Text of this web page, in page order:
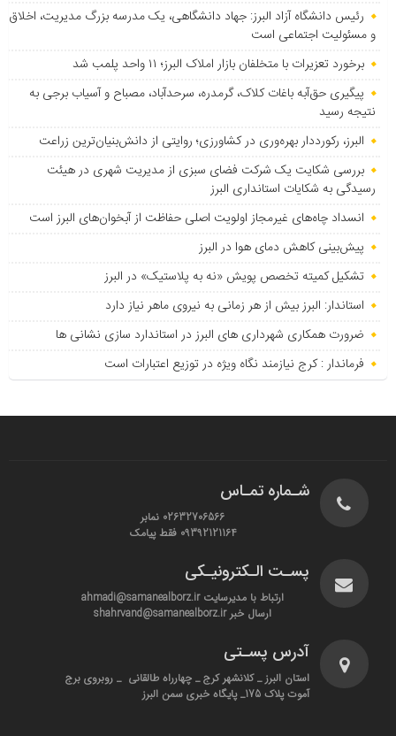
رئیس دانشگاه آزاد البرز: جهاد دانشگاهی، یک مدرسه بزرگ مدیریت، اخلاق
و مسئولیت اجتماعی است
برخورد تعزیرات با متخلفان بازار املاک البرز؛ ۱۱ واحد پلمب شد
پیگیری حق‌آبه باغات کلاک، گرمدره، سرحدآباد، مصباح و آسیاب برجی به
نتیجه رسید
البرز، رکورددار بهره‌وری در کشاورزی؛ روایتی از دانش‌بنیان‌ترین زراعت
بررسی شکایت یک شرکت فضای سبزی از مدیریت شهری در هیئت
رسیدگی به شکایات استانداری البرز
انسداد چاه‌های غیرمجاز اولویت اصلی حفاظت از آبخوان‌های البرز است
پیش‌بینی کاهش دمای هوا در البرز
تشکیل کمیته تخصص پویش «نه به پلاستیک» در البرز
استاندار: البرز بیش از هر زمانی به نیروی ماهر نیاز دارد
ضرورت همکاری شهرداری های البرز در استاندارد سازی نشانی ها
فرماندار : کرج نیازمند نگاه ویژه در توزیع اعتبارات است
شـماره تمـاس
02632706566 نمابر
09392121164 فقط پیامک
پسـت الـکترونیـکی
ارتباط با مدیرسایت ahmadi@samanealborz.ir
ارسال خبر shahrvand@samanealborz.ir
آدرس پسـتی
استان البرز _ کلانشهر کرج _ چهارراه طالقانی _ روبروی برج
آموت پلاک 175_ پایگاه خبری سمن البرز